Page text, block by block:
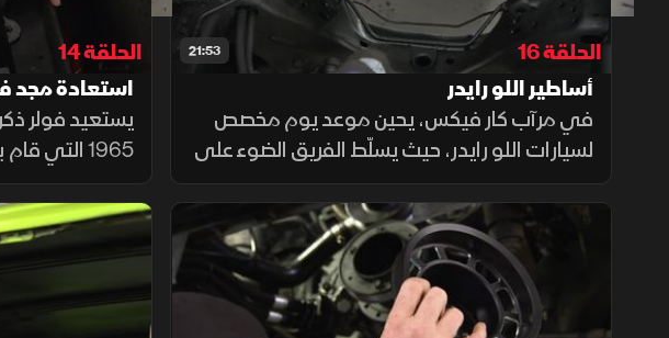
21:53
الحلقة 16
أساطير اللو رايدر
في مرآب كار فيكس، يحين موعد يوم مخصص
لسيارات اللو رايدر، حيث يسلّط الفريق الضوء على
هذا الأسلوب الفريد من السيارات المعدّلة،
يبدأون بشرح عملي يوضح مدى سهولة استبدال
محرك Olds 307 الأصلي بمحرك 305
الحلقة 14
استعادة مجد
1965 التي
الجديد على
الطرق. يقوم
معزز (باور